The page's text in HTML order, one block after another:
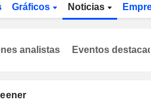
Gráficos Noticias
analistas Eventos